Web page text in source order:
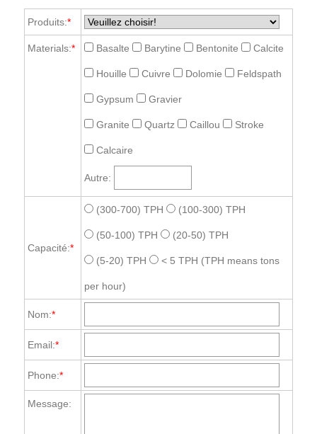
Produits:*
Materials:* Basalte Barytine Bentonite Calcite
Houille Cuivre Dolomie Feldspath
Gypsum Gravier
Granite Quartz Caillou Stroke
Calcaire
Autre:
Capacité:*
(300-700) TPH (100-300) TPH
(50-100) TPH (20-50) TPH
(5-20) TPH < 5 TPH (TPH means tons
per hour)
Nom:*
Email:*
Phone:*
Message: